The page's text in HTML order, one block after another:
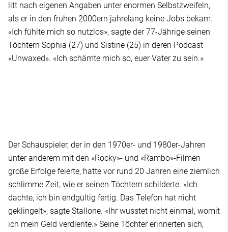
litt nach eigenen Angaben unter enormen Selbstzweifeln,
als er in den frühen 2000ern jahrelang keine Jobs bekam.
«Ich fühlte mich so nutzlos», sagte der 77-Jährige seinen
Töchtern Sophia (27) und Sistine (25) in deren Podcast
«Unwaxed». «Ich schämte mich so, euer Vater zu sein.»
Der Schauspieler, der in den 1970er- und 1980er-Jahren
unter anderem mit den «Rocky»- und «Rambo»-Filmen
große Erfolge feierte, hatte vor rund 20 Jahren eine ziemlich
schlimme Zeit, wie er seinen Töchtern schilderte. «Ich
dachte, ich bin endgültig fertig. Das Telefon hat nicht
geklingelt», sagte Stallone. «Ihr wusstet nicht einmal, womit
ich mein Geld verdiente.» Seine Töchter erinnerten sich,